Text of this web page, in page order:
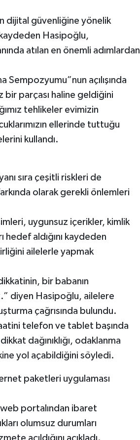
dijital güvenliğine yönelik
Hasipoğlu,
atılan en önemli adımlardan
Sempozyumu”nun açılışında
bir parçası haline geldiğini
tehlikeler evimizin
ellerinde tuttuğu
kullandı.
sıra çeşitli riskleri de
olarak gerekli önlemleri
uygunsuz içerikler, kimlik
hedef aldığını kaydeden
ailelerle yapmak
bir babanın
diyen Hasipoğlu, ailelere
çağrısında bulundu.
telefon ve tablet başında
dağınıklığı, odaklanma
yol açabildiğini söyledi.
paketleri uygulaması
web portalından ibaret
olumsuz durumları
açıldığını açıkladı.